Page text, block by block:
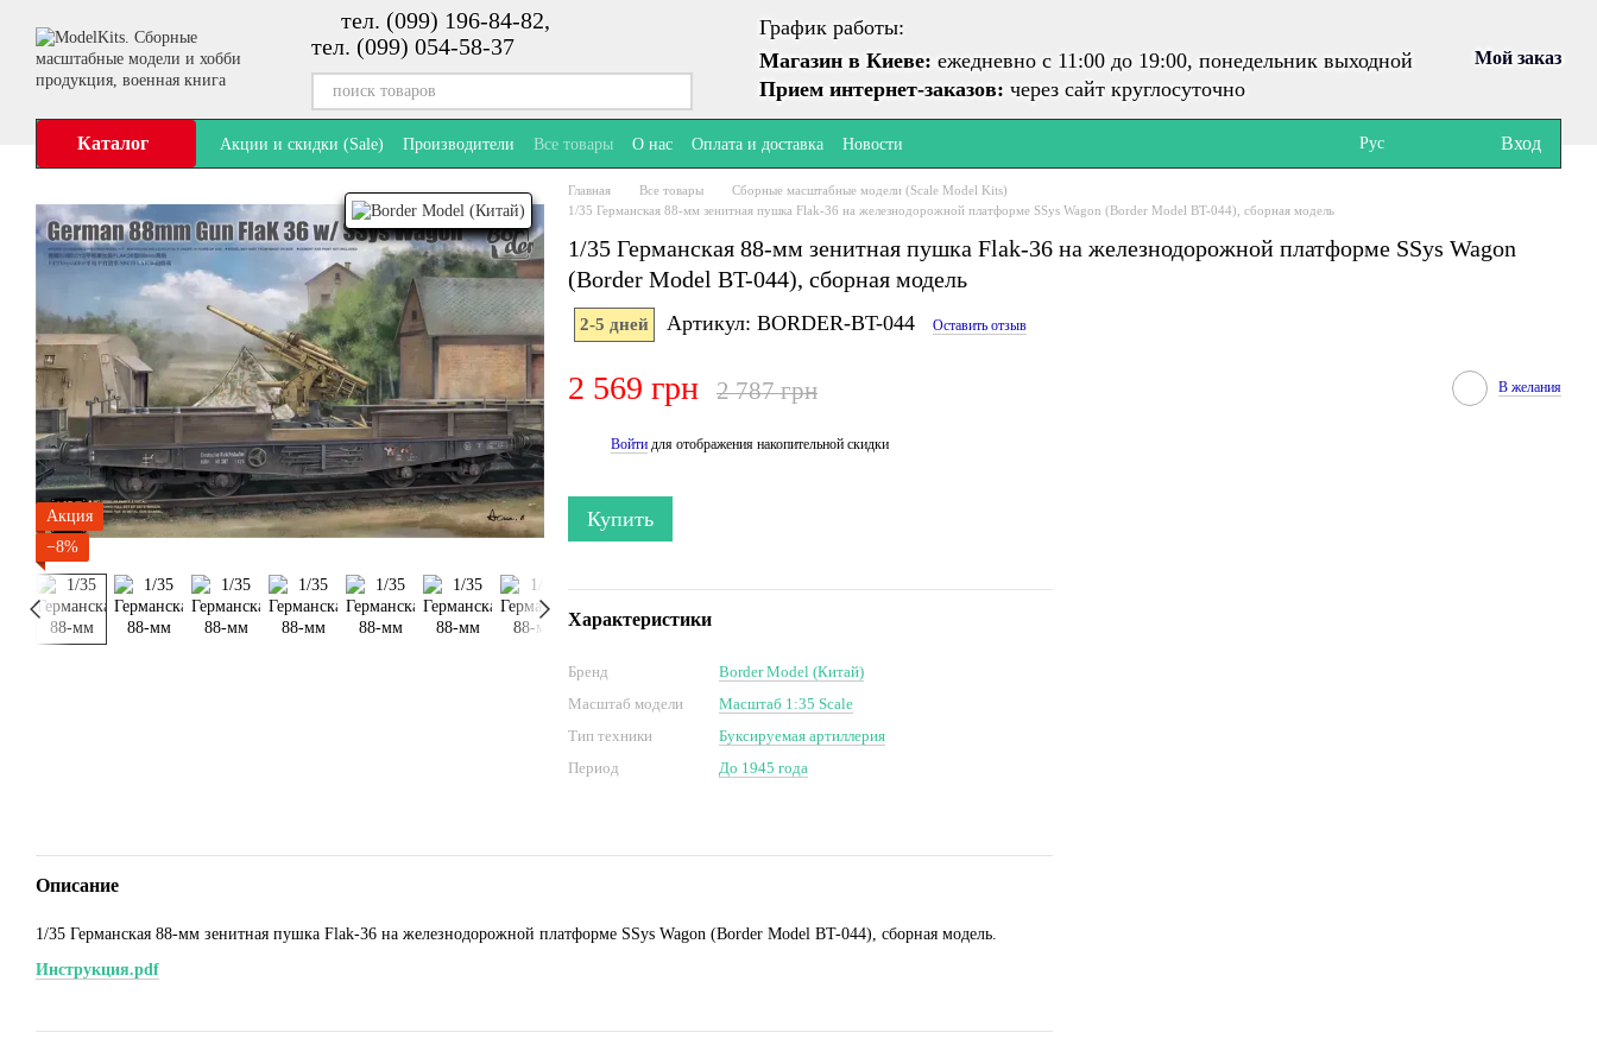
тел. (099) 196-84-82,
тел. (099) 054-58-37
График работы:
Магазин в Киеве: ежедневно с 11:00 до 19:00, понедельник выходной
Прием интернет-заказов: через сайт круглосуточно
Мой заказ
Каталог Акции и скидки (Sale) Производители Все товары О нас Оплата и доставка Новости Рус Вход
Акция
−8%
Главная Все товары
Сборные масштабные модели (Scale Model Kits)
1/35 Германская 88-мм зенитная пушка Flak-36 на железнодорожной платформе SSys Wagon (Border Model BT-044), сборная модель
1/35 Германская 88-мм зенитная пушка Flak-36 на железнодорожной платформе SSys Wagon
(Border Model BT-044), сборная модель
2-5 дней Артикул: BORDER-BT-044 Оставить отзыв
2 569 грн 2 787 грн В желания
Войти для отображения накопительной скидки
Купить
Характеристики
Бренд
Border Model (Китай)
Масштаб модели
Масштаб 1:35 Scale
Тип техники
Буксируемая артиллерия
Период
До 1945 года
Описание
1/35 Германская 88-мм зенитная пушка Flak-36 на железнодорожной платформе SSys Wagon (Border Model BT-044), сборная модель.
Инструкция.pdf